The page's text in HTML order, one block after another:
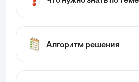
Алгоритм решения